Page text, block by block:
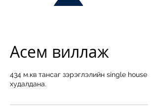
Асем виллаж
434 м.кв тансаг зэрэглэлийн single house
худалдана.